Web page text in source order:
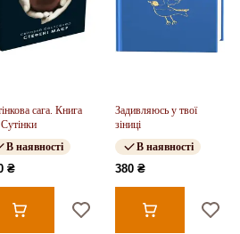
сага. Книга
В наявності
₴
Задивляюсь у твої
зіниці
В наявності
380 ₴